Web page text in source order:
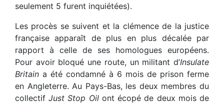
seulement 5 furent inquiétées).
Les procès se suivent et la clémence de la justice
française apparaît de plus en plus décalée par
rapport à celle de ses homologues européens.
Pour avoir bloqué une route, un militant d’Insulate
Britain a été condamné à 6 mois de prison ferme
en Angleterre. Au Pays-Bas, les deux membres du
collectifJust Stop Oilont écopé de deux mois de